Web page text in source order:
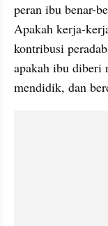
peran ibu benar-
Apakah kerja-
kontribusi
apakah ibu diberi
mendidik, dan